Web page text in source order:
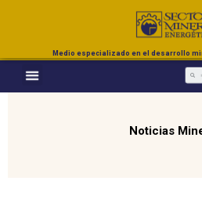
Medio especializado en el desarrollo
Noticias